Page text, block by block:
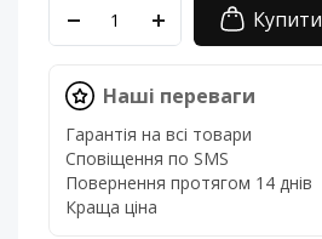
Купити
Наші переваги
Гарантія на всі товари
Сповіщення по SMS
Повернення протягом 14 днів
Краща ціна